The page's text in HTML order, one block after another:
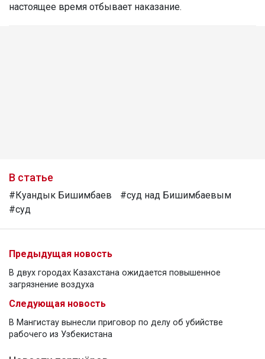
настоящее время отбывает наказание.
В статье
#Куандык Бишимбаев
#суд над Бишимбаевым
#суд
Предыдущая новость
В двух городах Казахстана ожидается повышенное
загрязнение воздуха
Следующая новость
В Мангистау вынесли приговор по делу об убийстве
рабочего из Узбекистана